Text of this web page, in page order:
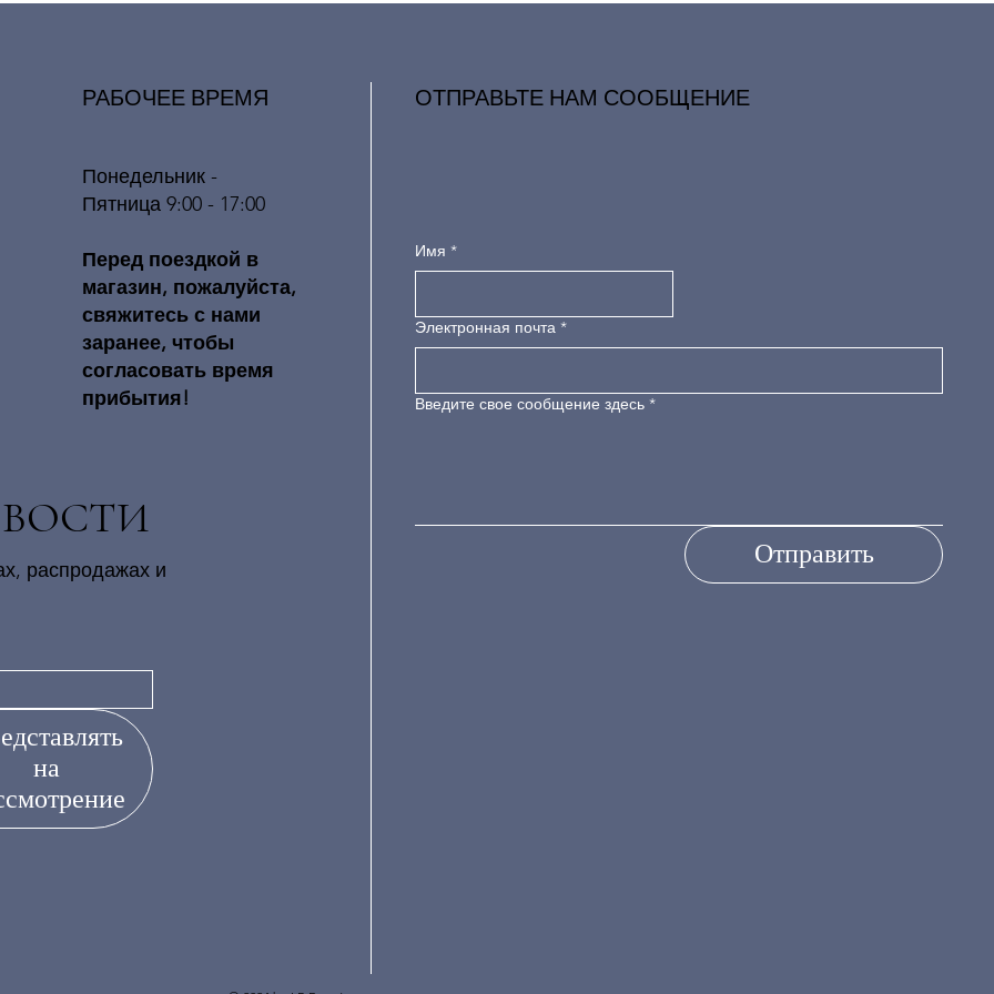
РАБОЧЕЕ ВРЕМЯ
Понедельник -
Пятница 9:00 - 17:00
​​Перед поездкой в ​​
магазин, пожалуйста,
свяжитесь с нами
заранее, чтобы
согласовать время
прибытия!
ОТПРАВЬТЕ НАМ СООБЩЕНИЕ
Имя *
Электронная почта *
Введите свое сообщение здесь *
Отправить
распродажах и
на